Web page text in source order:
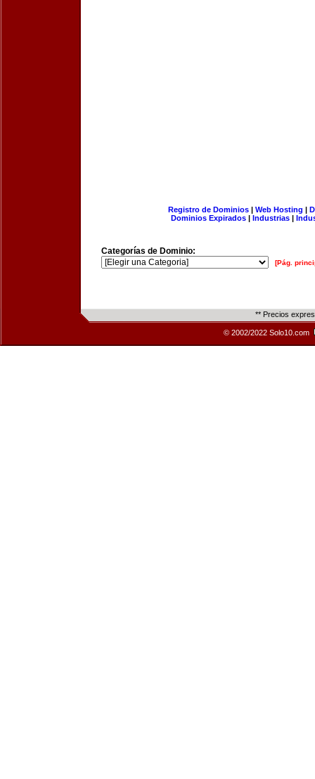
Registro de Dominios| Web Hosting |
Dominios Expirados | Industrias |
Categorías de Dominio:
[Pág.
** Precios
© 2002/2022 Solo10.com